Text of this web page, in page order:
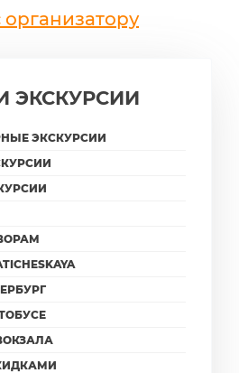
ЭКСКУРСИИ
ЭКСКУРСИИ